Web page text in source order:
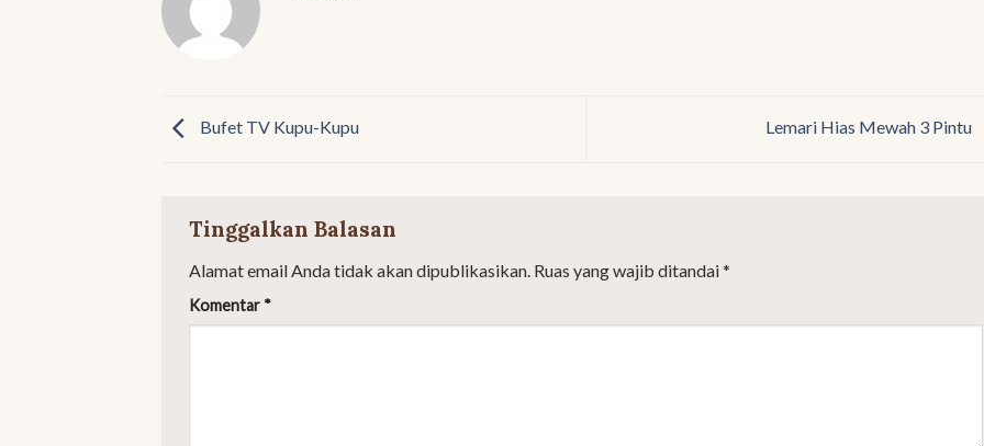
Bufet TV Kupu-Kupu Lemari Hias Mewah 3 Pintu
Tinggalkan Balasan
Alamat email Anda tidak akan dipublikasikan. Ruas yang wajib ditandai*
Komentar *